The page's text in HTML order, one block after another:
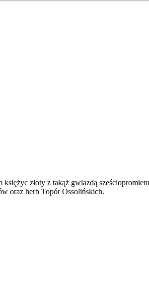
złoty z takąż gwiazdą
oraz herb Topór Ossolińskich.